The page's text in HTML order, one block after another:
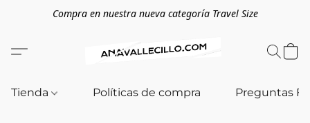
Compra en nuestra nueva categoría Travel Size
Tienda Políticas de compra Preguntas